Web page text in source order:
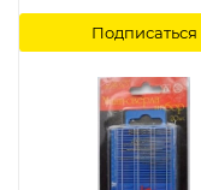
Подписаться